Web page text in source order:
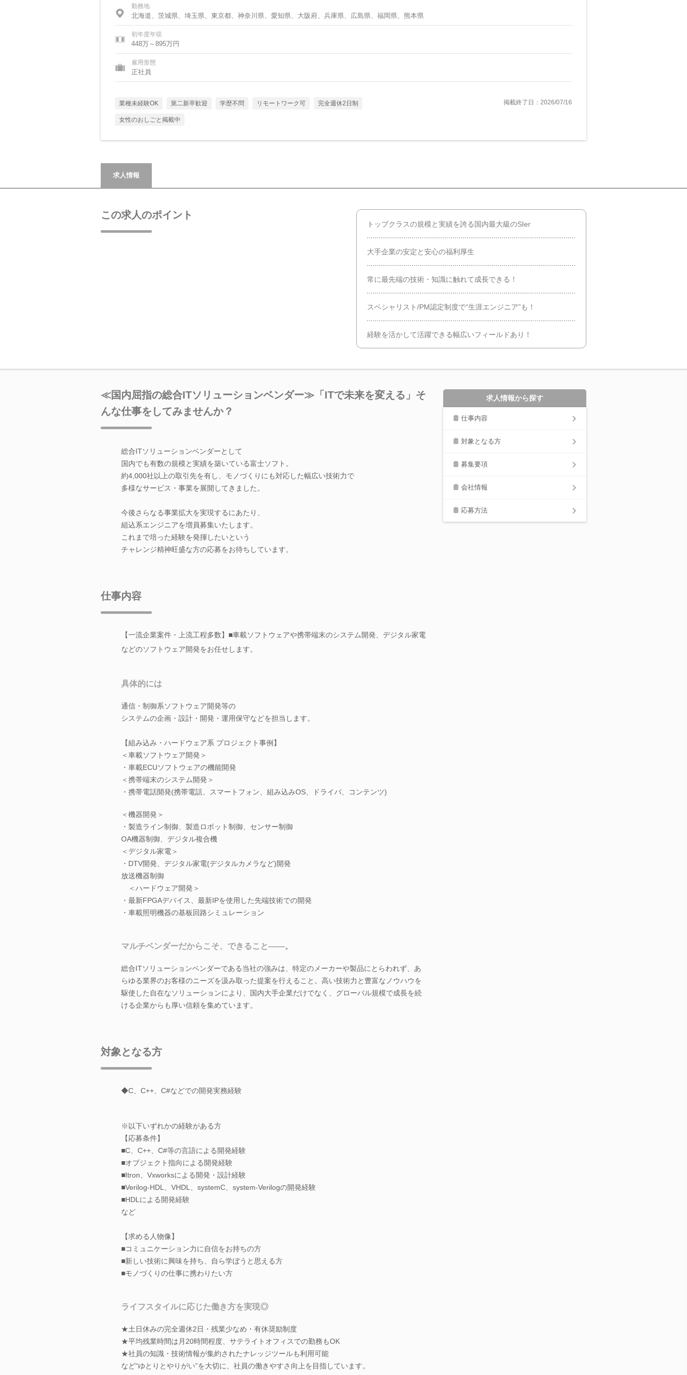
勤務地
北海道、茨城県、埼玉県、東京都、神奈川県、愛知県、大阪府、兵庫県、広島県、福岡県、熊本県
初年度年収
448万～895万円
雇用形態
正社員
業種未経験OK 第二新卒歓迎 学歴不問 リモートワーク可 完全週休2日制
女性のおしごと掲載中
掲載終了日：2026/07/16
求人情報
この求人のポイント
トップクラスの規模と実績を誇る国内最大級のSIer
大手企業の安定と安心の福利厚生
常に最先端の技術・知識に触れて成長できる！
スペシャリスト/PM認定制度で“生涯エンジニア”も！
経験を活かして活躍できる幅広いフィールドあり！
≪国内屈指の総合ITソリューションベンダー≫「ITで未来を変える」そ
んな仕事をしてみませんか？
総合ITソリューションベンダーとして
国内でも有数の規模と実績を築いている富士ソフト。
約4,000社以上の取引先を有し、モノづくりにも対応した幅広い技術力で
多様なサービス・事業を展開してきました。
今後さらなる事業拡大を実現するにあたり、
組込系エンジニアを増員募集いたします。
これまで培った経験を発揮したいという
チャレンジ精神旺盛な方の応募をお待ちしています。
仕事内容
【一流企業案件・上流工程多数】■車載ソフトウェアや携帯端末のシステム開発、デジタル家電
などのソフトウェア開発をお任せします。
具体的には
通信・制御系ソフトウェア開発等の
システムの企画・設計・開発・運用保守などを担当します。
【組み込み・ハードウェア系 プロジェクト事例】
＜車載ソフトウェア開発＞
・車載ECUソフトウェアの機能開発
＜携帯端末のシステム開発＞
・携帯電話開発(携帯電話、スマートフォン、組み込みOS、ドライバ、コンテンツ)
＜機器開発＞
・製造ライン制御、製造ロボット制御、センサー制御
OA機器制御、デジタル複合機
＜デジタル家電＞
・DTV開発、デジタル家電(デジタルカメラなど)開発
放送機器制御
＜ハードウェア開発＞
・最新FPGAデバイス、最新IPを使用した先端技術での開発
・車載照明機器の基板回路シミュレーション
マルチベンダーだからこそ、できること――。
総合ITソリューションベンダーである当社の強みは、特定のメーカーや製品にとらわれず、あ
らゆる業界のお客様のニーズを汲み取った提案を行えること。高い技術力と豊富なノウハウを
駆使した自在なソリューションにより、国内大手企業だけでなく、グローバル規模で成長を続
ける企業からも厚い信頼を集めています。
対象となる方
◆C、C++、C#などでの開発実務経験
※以下いずれかの経験がある方
【応募条件】
■C、C++、C#等の言語による開発経験
■オブジェクト指向による開発経験
■Itron、Vxworksによる開発・設計経験
■Verilog-HDL、VHDL、systemC、system-Verilogの開発経験
■HDLによる開発経験
など
【求める人物像】
■コミュニケーション力に自信をお持ちの方
■新しい技術に興味を持ち、自ら学ぼうと思える方
■モノづくりの仕事に携わりたい方
ライフスタイルに応じた働き方を実現◎
★土日休みの完全週休2日・残業少なめ・有休奨励制度
★平均残業時間は月20時間程度、サテライトオフィスでの勤務もOK
★社員の知識・技術情報が集約されたナレッジツールも利用可能
など“ゆとりとやりがい”を大切に、社員の働きやすさ向上を目指しています。
求人情報から探す
仕事内容
対象となる方
募集要項
会社情報
応募方法